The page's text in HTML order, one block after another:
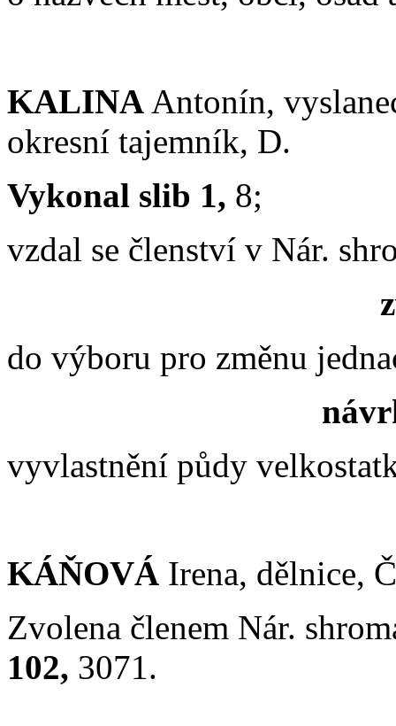
KALINA Antonín,
okresní tajemník, D.
Vykonal slib 1, 8;
vzdal se členství v Nár.
do výboru pro změnu
vyvlastnění půdy
KÁŇOVÁ Irena, dělnice,
Zvolena členem Nár.
102, 3071.